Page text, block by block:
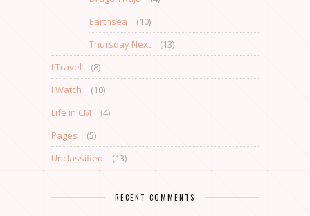
Earthsea
(10)
Thursday Next
(13)
I Travel
(8)
I Watch
(10)
Life in CM
(4)
Pages
(5)
Unclassified
(13)
RECENT COMMENTS